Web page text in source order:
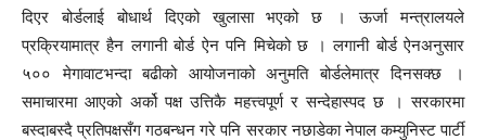
दिएर बोर्डलाई बोधार्थ दिएको खुलासा भएको छ । ऊर्जा मन्त्रालयले
प्रक्रियामात्र हैन लगानी बोर्ड ऐन पनि मिचेको छ । लगानी बोर्ड ऐनअनुसार
५०० मेगावाटभन्दा बढीको आयोजनाको अनुमति बोर्डलेमात्र दिनसक्छ ।
समाचारमा आएको अर्को पक्ष उत्तिकै महत्त्वपूर्ण र सन्देहास्पद छ । सरकारमा
बस्दाबस्दै प्रतिपक्षसँग गठबन्धन गरे पनि सरकार नछाडेका नेपाल कम्युनिस्ट पार्टी